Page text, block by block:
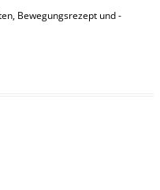
Bewegungsrezept und -